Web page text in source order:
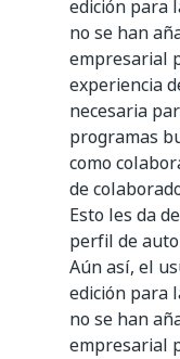
edición para
no se han
empresarial
experiencia
necesaria
programas
como
de
Esto les da
perfil de
Aún así, el
edición para
no se han
empresarial